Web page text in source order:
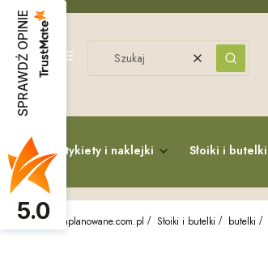
Menu
WyczyśćSzukaj
Etykiety i naklejki Słoiki i butelki
zaplanowane.com.pl Słoiki i butelki butelki
SPRAWDŹ OPINIE
5.0